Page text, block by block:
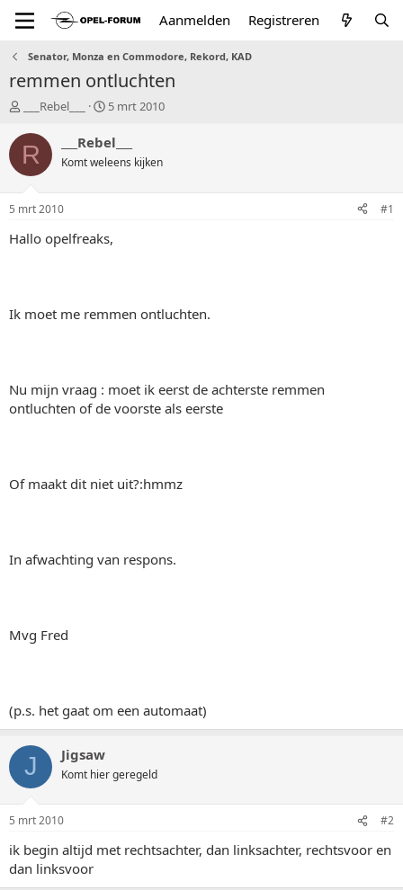
Aanmelden Registreren
Senator, Monza en Commodore, Rekord, KAD
remmen ontluchten
p
a
r
___Rebel___
S
a
t
u
m
5 mrt 2010
R ___Rebel___
Komt weleens kijken
5 mrt 2010 #1
Hallo opelfreaks,
Ik moet me remmen ontluchten.
Nu mijn vraag : moet ik eerst de achterste remmen
ontluchten of de voorste als eerste
Of maakt dit niet uit?:hmmz
In afwachting van respons.
Mvg Fred
(p.s. het gaat om een automaat)
J Jigsaw
Komt hier geregeld
5 mrt 2010 #2
ik begin altijd met rechtsachter, dan linksachter, rechtsvoor en
dan linksvoor